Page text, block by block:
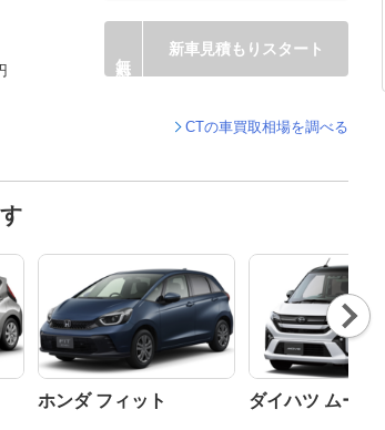
新車見積もりスタート
CTの車買取相場を調べる
ホンダ フィット ダイハツ ムーヴ
Nex
t